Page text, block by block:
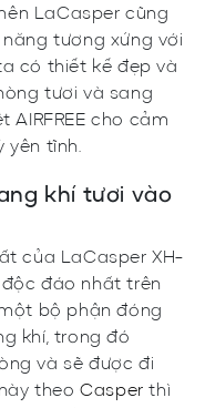
LaCasper cũng
tương xứng với
có thiết kế đẹp và
tươi và sang
AIRFREE cho cảm
yên tĩnh.
khí tươi vào
của LaCasper XH-
đáo nhất trên
bộ phận đóng
khí, trong đó
và sẽ được đi
theoCasper thì